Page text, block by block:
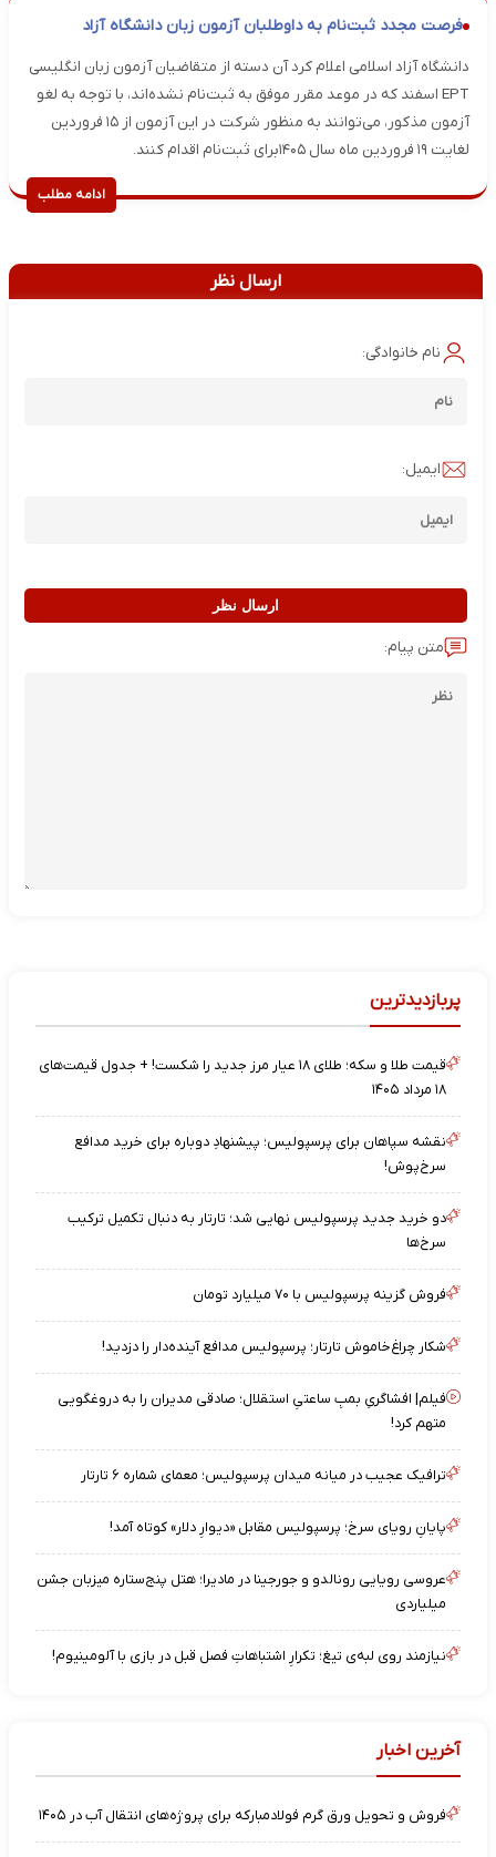
فرصت مجدد ثبت‌نام به داوطلبان آزمون زبان دانشگاه آزاد
دانشگاه آزاد اسلامی اعلام کرد آن دسته از متقاضیان آزمون زبان انگلیسی
EPT اسفند که در موعد مقرر موفق به ثبت‌نام نشده‌اند، با توجه به لغو
آزمون مذکور، می‌توانند به منظور شرکت در این آزمون از ۱۵ فروردین
لغایت ۱۹ فروردین ماه سال ۱۴۰۵برای ثبت‌نام اقدام کنند.
ادامه مطلب
ارسال نظر
نام خانوادگی:
ایمیل:
ارسال نظر
متن پیام:
پربازدیدترین
قیمت طلا و سکه؛ طلای ۱۸ عیار مرز جدید را شکست! + جدول قیمت‌های
۱۸ مرداد ۱۴۰۵
نقشه‌ سپاهان برای پرسپولیس؛ پیشنهادِ دوباره برای خرید مدافع
سرخ‌پوش!
دو خرید جدید پرسپولیس نهایی شد؛ تارتار به دنبال تکمیل ترکیب
سرخ‌ها
فروش گزینه پرسپولیس با ۷۰ میلیارد تومان
شکار چراغ‌خاموش تارتار؛ پرسپولیس مدافع آینده‌دار را دزدید!
فیلم| افشاگریِ بمبِ ساعتیِ استقلال؛ صادقی مدیران را به دروغگویی
متهم کرد!
ترافیک عجیب در میانه میدان پرسپولیس؛ معمای شماره ۶ تارتار
پایانِ رویای سرخ؛ پرسپولیس مقابل «دیوارِ دلار» کوتاه آمد!
عروسی رویایی رونالدو و جورجینا در مادیرا؛ هتل پنج‌ستاره میزبان جشن
میلیاردی
نیازمند روی لبه‌ی تیغ؛ تکرارِ اشتباهاتِ فصل قبل در بازی با آلومینیوم!
آخرین اخبار
فروش و تحویل ورق گرم فولادمبارکه برای پروژه‌های انتقال آب در ۱۴۰۵